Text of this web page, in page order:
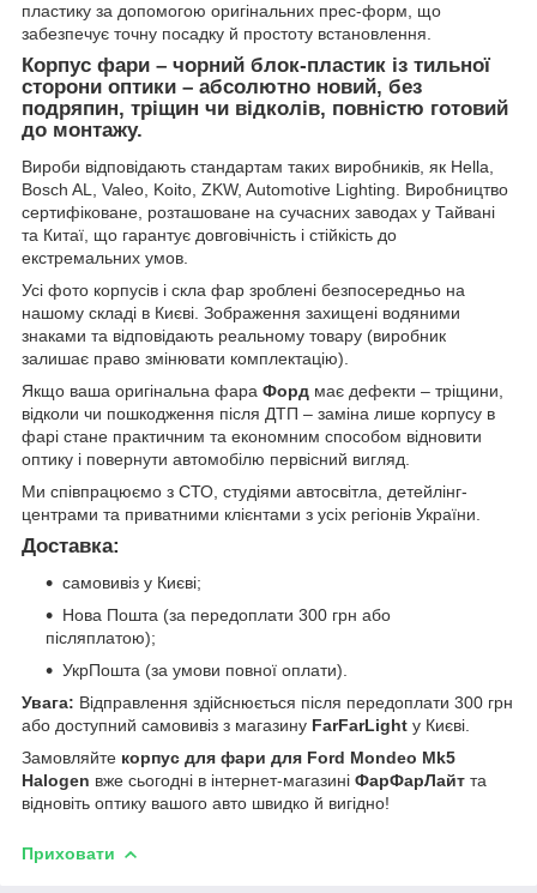
пластику за допомогою оригінальних прес-форм, що
забезпечує точну посадку й простоту встановлення.
Корпус фари – чорний блок-пластик із тильної
сторони оптики – абсолютно новий, без
подряпин, тріщин чи відколів, повністю готовий
до монтажу.
Вироби відповідають стандартам таких виробників, як Hella,
Bosch AL, Valeo, Koito, ZKW, Automotive Lighting. Виробництво
сертифіковане, розташоване на сучасних заводах у Тайвані
та Китаї, що гарантує довговічність і стійкість до
екстремальних умов.
Усі фото корпусів і скла фар зроблені безпосередньо на
нашому складі в Києві. Зображення захищені водяними
знаками та відповідають реальному товару (виробник
залишає право змінювати комплектацію).
Якщо ваша оригінальна фара Форд має дефекти – тріщини,
відколи чи пошкодження після ДТП – заміна лише корпусу в
фарі стане практичним та економним способом відновити
оптику і повернути автомобілю первісний вигляд.
Ми співпрацюємо з СТО, студіями автосвітла, детейлінг-
центрами та приватними клієнтами з усіх регіонів України.
Доставка:
самовивіз у Києві;
Нова Пошта (за передоплати 300 грн або
післяплатою);
УкрПошта (за умови повної оплати).
Увага: Відправлення здійснюється після передоплати 300 грн
або доступний самовивіз з магазину FarFarLight у Києві.
Замовляйте корпус для фари для Ford Mondeo Mk5
Halogen вже сьогодні в інтернет-магазині ФарФарЛайт та
відновіть оптику вашого авто швидко й вигідно!
Приховати